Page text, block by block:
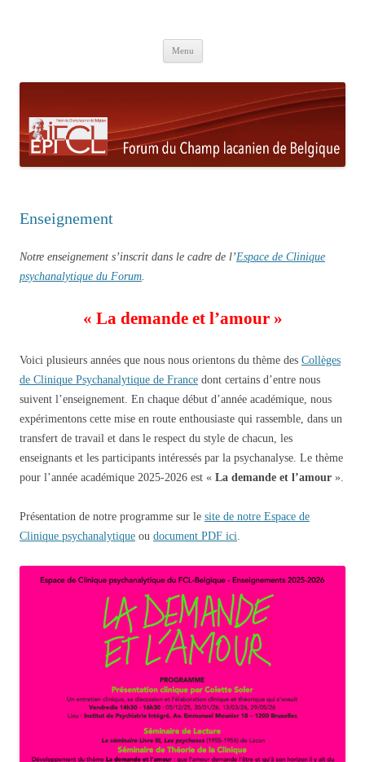
Menu
Enseignement
Notre enseignement s’inscrit dans le cadre de l’Espace de Clinique
psychanalytique du Forum.
« La demande et l’amour »
Voici plusieurs années que nous nous orientons du thème des Collèges
de Clinique Psychanalytique de France dont certains d’entre nous
suivent l’enseignement. En chaque début d’année académique, nous
expérimentons cette mise en route enthousiaste qui rassemble, dans un
transfert de travail et dans le respect du style de chacun, les
enseignants et les participants intéressés par la psychanalyse. Le thème
pour l’année académique 2025-2026 est « La demande et l’amour ».
Présentation de notre programme sur le site de notre Espace de
Clinique psychanalytique ou document PDF ici.